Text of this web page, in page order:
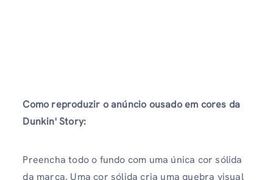
Como reproduzir o anúncio ousado em cores da
Dunkin' Story:
Preencha todo o fundo com uma única cor sólida
da marca. Uma cor sólida cria uma quebra visual